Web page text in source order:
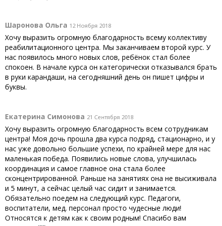
Шаронова Ольга 12 Ноября 2018
Хочу выразить огромную благодарность всему коллективу
реабилитационного центра. Мы заканчиваем второй курс. У
нас появилось много новых слов, ребёнок стал более
спокоен. В начале курса он категорически отказывался брать
в руки карандаши, на сегодняшний день он пишет цифры и
буквы.
Екатерина Симонова 21 Сентября 2018
Хочу выразить огромную благодарность всем сотрудникам
центра! Моя дочь прошла два курса подряд, стационарно, и у
нас уже довольно большие успехи, по крайней мере для нас
маленькая победа. Появились новые слова, улучшилась
координация и самое главное она стала более
сконцентрированной. Раньше на занятиях она не высиживала
и 5 минут, а сейчас целый час сидит и занимается.
Обязательно поедем на следующий курс. Педагоги,
воспитатели, мед. персонал просто чудесные люди!
Относятся к детям как к своим родным! Спасибо вам